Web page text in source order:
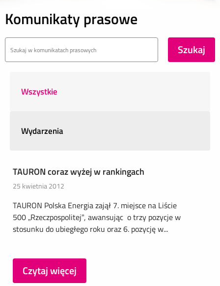
Komunikaty prasowe
Wszystkie
Wydarzenia
TAURON coraz wyżej w rankingach
25 kwietnia 2012
TAURON Polska Energia zajął 7. miejsce na Liście
500 „Rzeczpospolitej”, awansując o trzy pozycje w
stosunku do ubiegłego roku oraz 6. pozycję w...
Czytaj więcej